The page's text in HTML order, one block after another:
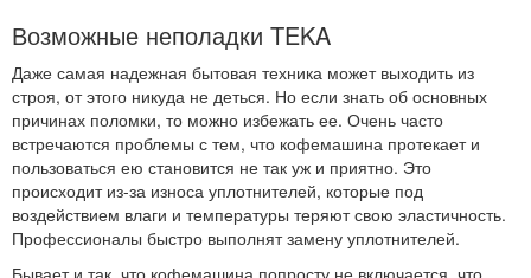
Возможные неполадки TEKA
Даже самая надежная бытовая техника может выходить из
строя, от этого никуда не деться. Но если знать об основных
причинах поломки, то можно избежать ее. Очень часто
встречаются проблемы с тем, что кофемашина протекает и
пользоваться ею становится не так уж и приятно. Это
происходит из-за износа уплотнителей, которые под
воздействием влаги и температуры теряют свою эластичность.
Профессионалы быстро выполнят замену уплотнителей.
Бывает и так, что кофемашина попросту не включается, что